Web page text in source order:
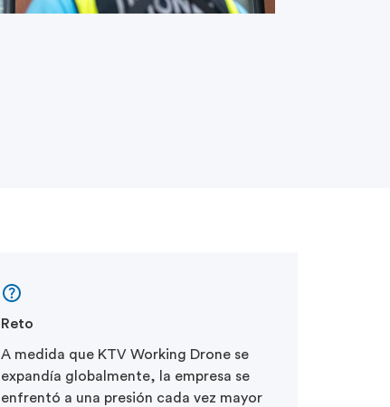
Reto
A medida que KTV Working Drone se
expandía globalmente, la empresa se
enfrentó a una presión cada vez mayor